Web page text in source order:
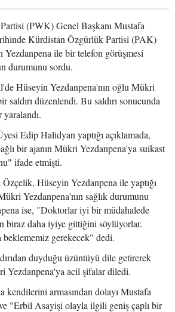
(PWK) Genel Başkanı Mustafa
Kürdistan Özgürlük Partisi (PAK)
Yezdanpena ile bir telefon görüşmesi
durumunu sordu.
Hüseyin Yezdanpena'nın oğlu Mükri
saldırı düzenlendi. Bu saldırı sonucunda
Edip Halidyan yaptığı açıklamada,
bir ajanın Mükri Yezdanpena'ya suikast
ifade etmişti.
Hüseyin Yezdanpena ile yaptığı
Yezdanpena'nın sağlık durumunu
ise, "Doktorlar iyi bir müdahalede
biraz daha iyiye gittiğini söylüyorlar.
gerekecek" dedi.
duyduğu üzüntüyü dile getirerek
Yezdanpena'ya acil şifalar diledi.
kendilerini armasından dolayı Mustafa
"Erbil Asayişi olayla ilgili geniş çaplı bir